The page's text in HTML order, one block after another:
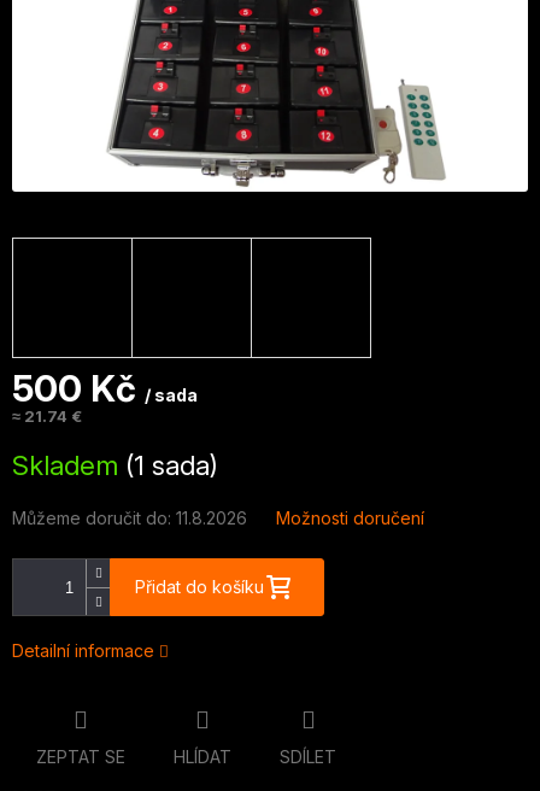
500 Kč / sada
≈ 21.74 €
cena:
Skladem (1 sada)
Můžeme doručit do: 11.8.2026 Možnosti doručení
Přidat do košíku
Detailní informace
ZEPTAT SE HLÍDAT SDÍLET